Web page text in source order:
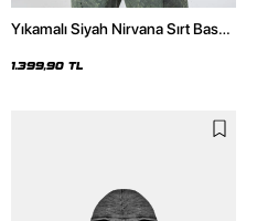
Yıkamalı Siyah Nirvana Sırt Baskılı
1.399,90 TL